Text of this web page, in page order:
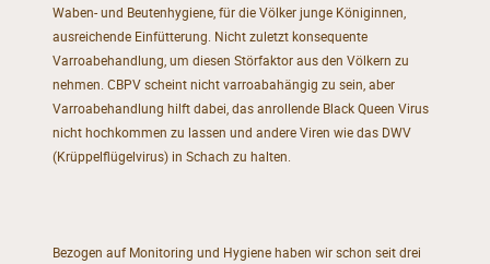
Waben- und Beutenhygiene, für die Völker junge Königinnen,
ausreichende Einfütterung. Nicht zuletzt konsequente
Varroabehandlung, um diesen Störfaktor aus den Völkern zu
nehmen. CBPV scheint nicht varroabahängig zu sein, aber
Varroabehandlung hilft dabei, das anrollende Black Queen Virus
nicht hochkommen zu lassen und andere Viren wie das DWV
(Krüppelflügelvirus) in Schach zu halten.
Bezogen auf Monitoring und Hygiene haben wir schon seit drei